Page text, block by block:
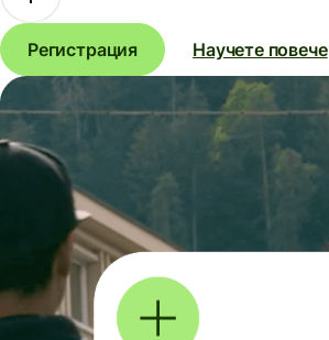
Регистрация Научете повече